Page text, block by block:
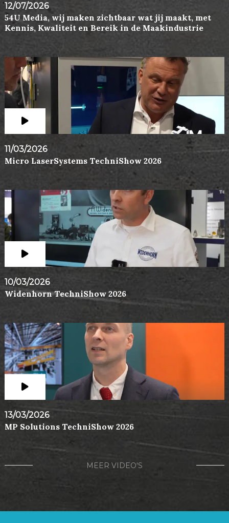
12/07/2026
54U Media, wij maken zichtbaar wat jij maakt, met
Kennis, Kwaliteit en Bereik in de Maakindustrie
11/03/2026
Micro LaserSystems TechniShow 2026
10/03/2026
Widenhorn TechniShow 2026
13/03/2026
MP Solutions TechniShow 2026
MEER VIDEO'S